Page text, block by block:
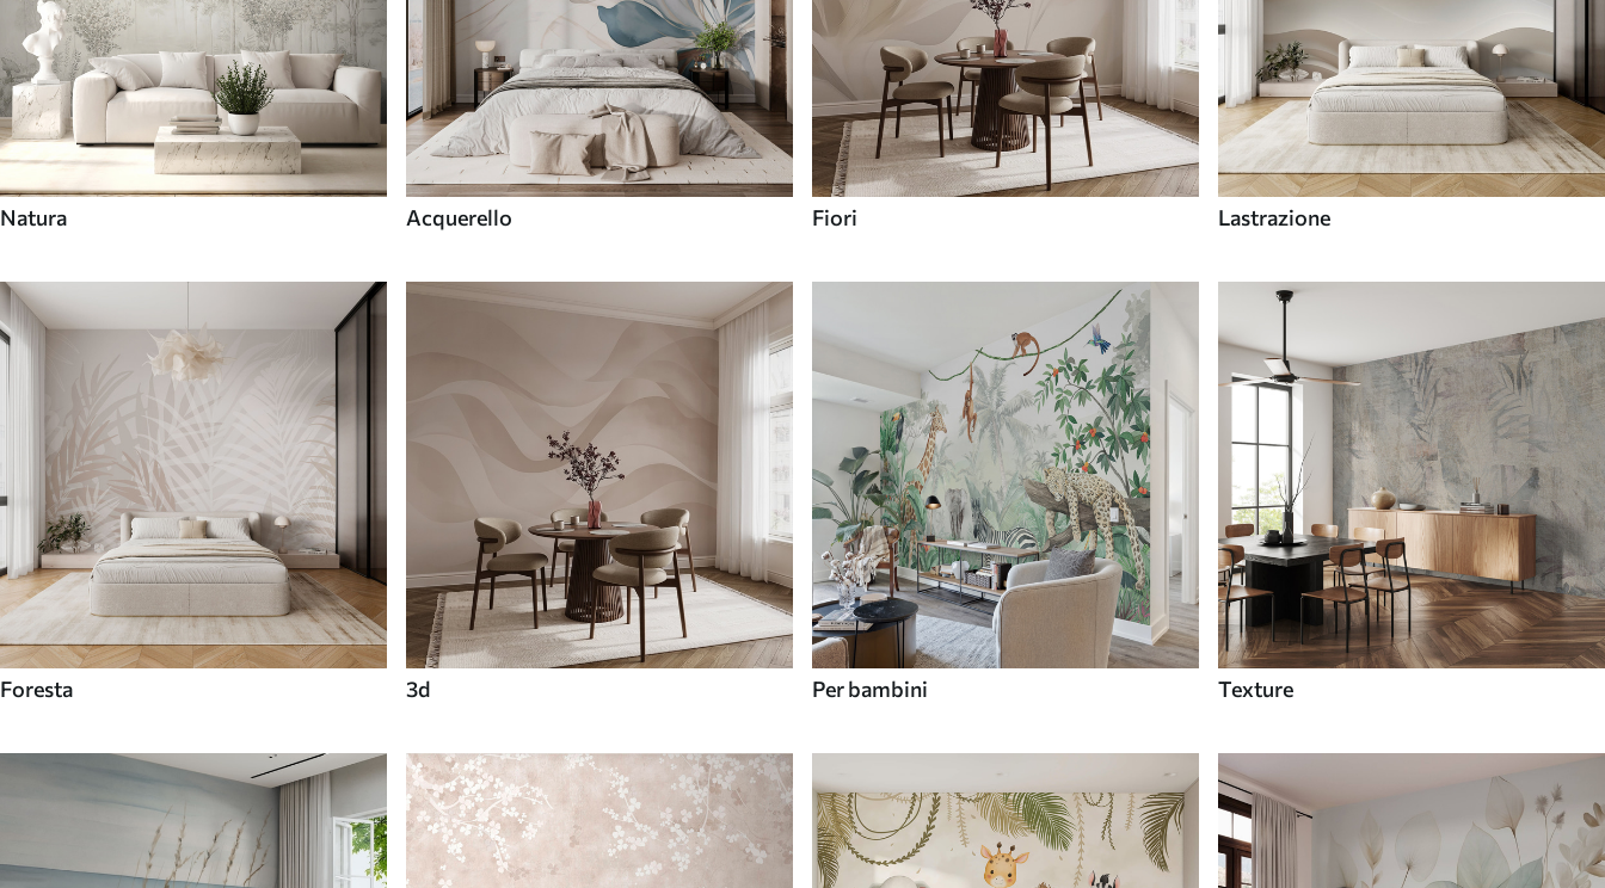
Natura Acquerello Fiori Lastrazione
Foresta 3d Per bambini Texture